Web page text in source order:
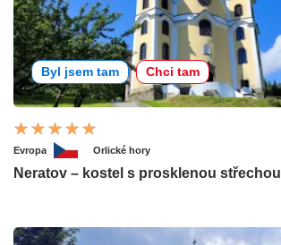
Byl jsem tam Chci tam
Evropa Orlické hory
Neratov – kostel s prosklenou střechou